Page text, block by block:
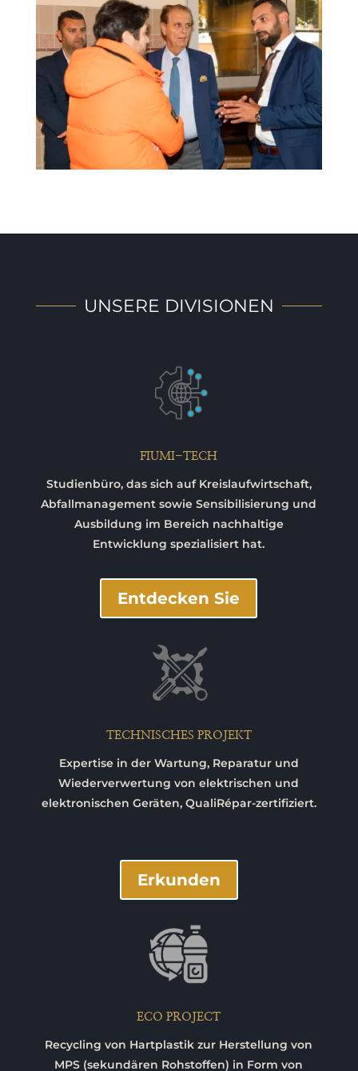
UNSERE DIVISIONEN
FIUMI-TECH
Studienbüro, das sich auf Kreislaufwirtschaft,
Abfallmanagement sowie Sensibilisierung und
Ausbildung im Bereich nachhaltige
Entwicklung spezialisiert hat.
Entdecken Sie
TECHNISCHES PROJEKT
Expertise in der Wartung, Reparatur und
Wiederverwertung von elektrischen und
elektronischen Geräten, QualiRépar-zertifiziert.
Erkunden
ECO PROJECT
Recycling von Hartplastik zur Herstellung von
MPS (sekundären Rohstoffen) in Form von